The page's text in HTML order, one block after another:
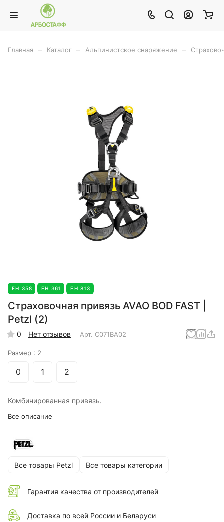
Главная Каталог Альпинистское снаряжение
ЕН 358 ЕН 361 ЕН 813
Страховочная привязь AVAO BOD FAST |
Petzl (2)
0 Нет отзывов Арт. C071BA02
Размер : 2
0 1 2
Комбинированная привязь.
Все описание
Все товары Petzl Все товары категории
Гарантия качества от производителей
Доставка по всей России и Беларуси